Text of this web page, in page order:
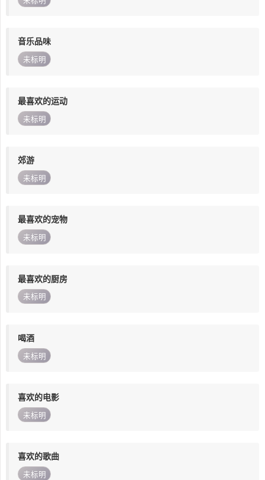
音乐品味
未标明
最喜欢的运动
未标明
郊游
未标明
最喜欢的宠物
未标明
最喜欢的厨房
未标明
喝酒
未标明
喜欢的电影
未标明
喜欢的歌曲
未标明